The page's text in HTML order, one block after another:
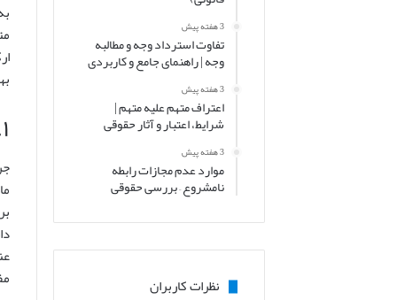
۱. مفهوم کلی جرم کلاهبرداری
3 هفته پیش
تفاوت استرداد وجه و مطالبه
وجه | راهنمای جامع و کاربردی
3 هفته پیش
اعتراف متهم علیه متهم |
شرایط، اعتبار و آثار حقوقی
3 هفته پیش
موارد عدم مجازات رابطه
نامشروع – بررسی حقوقی
نظرات کاربران